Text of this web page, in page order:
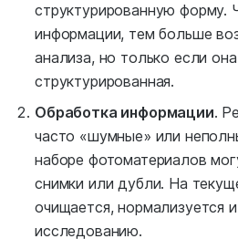
структурированную форму.
информации, тем больше
анализа, но только если
структурированная.
Обработка информации.
часто «шумные» или
наборе фотоматериалов
снимки или дубли. На
очищается, нормализуется
исследованию.